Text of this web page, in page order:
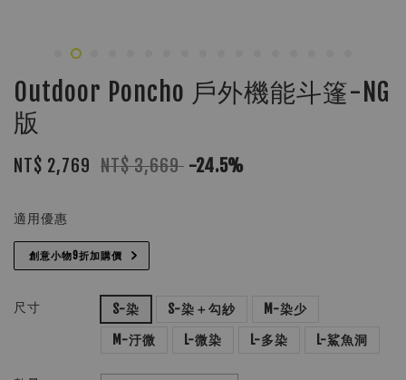
Outdoor Poncho 戶外機能斗篷-NG
版
NT$ 2,769 NT$ 3,669 -24.5%
適用優惠
創意小物9折加購價
尺寸 S-染 S-染＋勾紗
M-染少
M-汙微
L-微染 L-多染 L-鯊魚洞